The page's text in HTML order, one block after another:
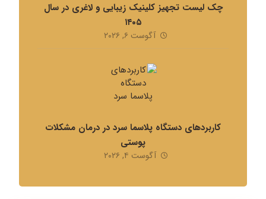
چک لیست تجهیز کلینیک زیبایی و لاغری در سال
۱۴۰۵
آگوست ۶, ۲۰۲۶
کاربردهای دستگاه پلاسما سرد در درمان مشکلات
پوستی
آگوست ۴, ۲۰۲۶